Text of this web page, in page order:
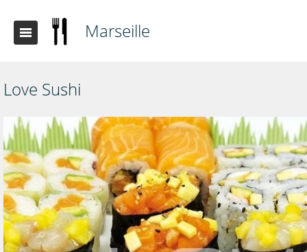
Marseille
Love Sushi